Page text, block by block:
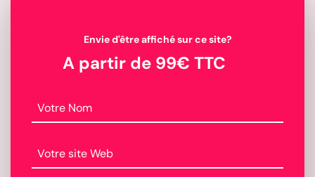
Envie d'être affiché sur ce site?
A partir de 99€ TTC